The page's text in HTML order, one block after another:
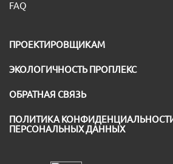
FAQ
ПРОЕКТИРОВЩИКАМ
ЭКОЛОГИЧНОСТЬ ПРОПЛЕКС
ОБРАТНАЯ СВЯЗЬ
ПОЛИТИКА
ПЕРСОНАЛЬНЫХ ДАННЫХ